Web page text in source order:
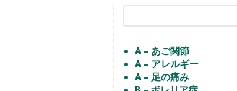
A – あご関節
A – アレルギー
A – 足の痛み